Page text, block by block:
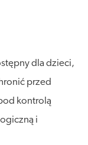
dla dzieci,
przed
kontrolą
i